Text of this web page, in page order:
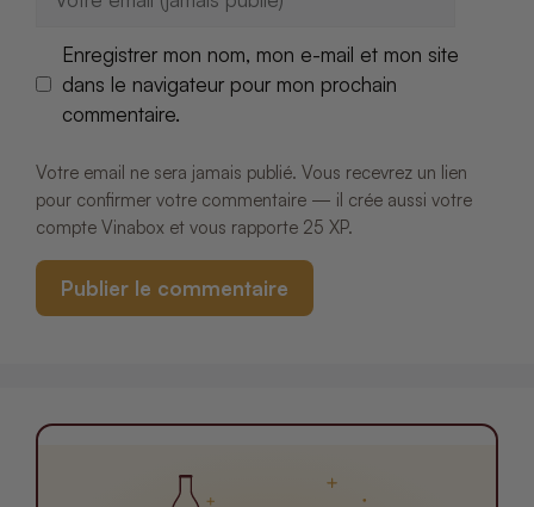
mail
Enregistrer mon nom, mon e-mail et mon site
dans le navigateur pour mon prochain
commentaire.
Votre email ne sera jamais publié. Vous recevrez un lien
pour confirmer votre commentaire — il crée aussi votre
compte Vinabox et vous rapporte 25 XP.